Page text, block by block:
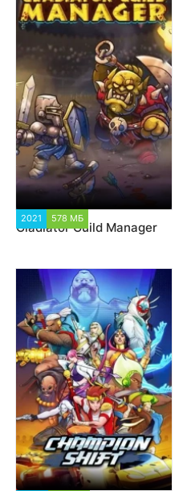
2021 578 МБ
Gladiator Guild Manager